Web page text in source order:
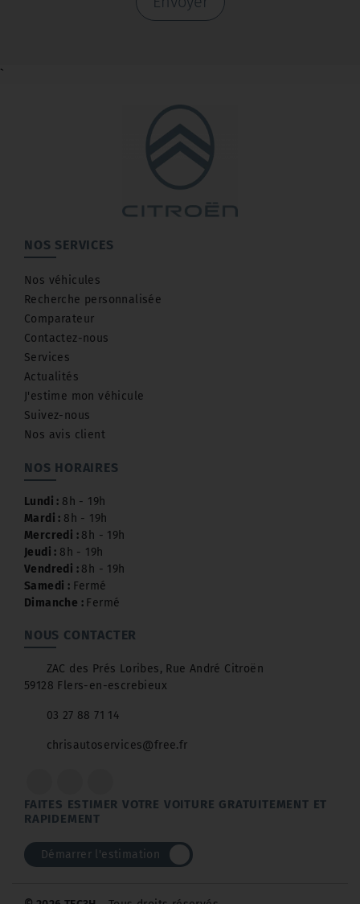
`
NOS SERVICES
Nos véhicules
Recherche personnalisée
Comparateur
Contactez-nous
Services
Actualités
J'estime mon véhicule
Suivez-nous
Nos avis client
NOS HORAIRES
Lundi : 8h - 19h
Mardi : 8h - 19h
Mercredi : 8h - 19h
Jeudi : 8h - 19h
Vendredi : 8h - 19h
Samedi : Fermé
Dimanche : Fermé
NOUS CONTACTER
ZAC des Prés Loribes, Rue André Citroën
59128 Flers-en-escrebieux
03 27 88 71 14
chrisautoservices@free.fr
FAITES ESTIMER VOTRE VOITURE GRATUITEMENT ET
RAPIDEMENT
Démarrer l'estimation